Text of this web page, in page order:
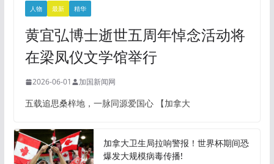
人物 最新 精华
黄宜弘博士逝世五周年悼念活动将
在梁凤仪文学馆举行
2026-06-01 加国新闻网
五载追思桑梓地，一脉同源爱国心 【加拿大
加拿大卫生局拉响警报！世界杯期间恐
爆发大规模病毒传播!